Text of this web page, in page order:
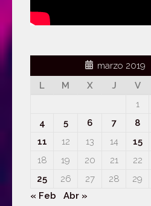
marzo 2019
L
M X J V
1
4
5 6 7 8
11
12 13 14 15
18
19 20 21 22
25
26 27 28 29
« Feb
Abr »